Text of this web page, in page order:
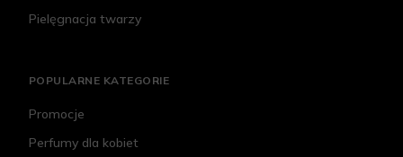
Pielęgnacja twarzy
POPULARNE KATEGORIE
Promocje
Perfumy dla kobiet